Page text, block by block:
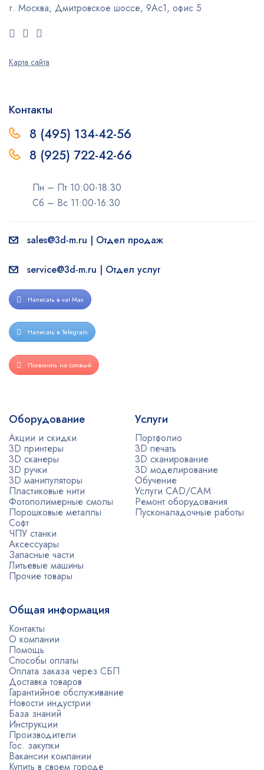
г. Москва, Дмитровское шоссе, 9Ас1, офис 5
Карта сайта
Контакты
8 (495) 134-42-56
8 (925) 722-42-66
Пн – Пт 10:00-18:30
Сб – Вс 11:00-16:30
sales@3d-m.ru | Отдел продаж
service@3d-m.ru | Отдел услуг
Написать в чат Max
Написать в Telegram
Позвонить на сотовый
Оборудование
Акции и скидки
3D принтеры
3D сканеры
3D ручки
3D манипуляторы
Пластиковые нити
Фотополимерные смолы
Порошковые металлы
Софт
ЧПУ станки
Аксессуары
Запасные части
Литьевые машины
Прочие товары
Услуги
Портфолио
3D печать
3D сканирование
3D моделирование
Обучение
Услуги CAD/CAM
Ремонт оборудования
Пусконаладочные работы
Общая информация
Контакты
О компании
Помощь
Способы оплаты
Оплата заказа через СБП
Доставка товаров
Гарантийное обслуживание
Новости индустрии
База знаний
Инструкции
Производители
Гос. закупки
Вакансии компании
Купить в своем городе